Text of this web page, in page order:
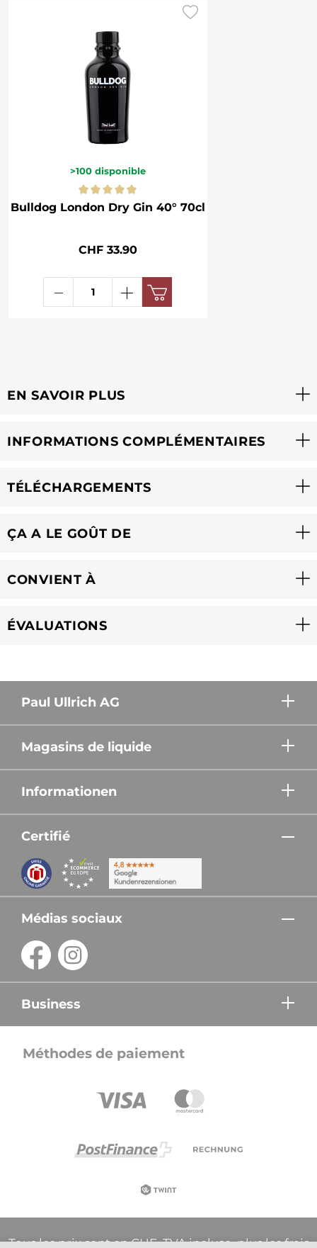
>100 disponible
Bulldog London Dry Gin 40° 70cl
CHF 33.90
EN SAVOIR PLUS
INFORMATIONS COMPLÉMENTAIRES
TÉLÉCHARGEMENTS
ÇA A LE GOÛT DE
CONVIENT À
ÉVALUATIONS
Paul Ullrich AG
Magasins de liquide
Informationen
Certifié
Médias sociaux
Business
Méthodes de paiement
Tous les prix sont en CHF, TVA incluse, plus les frais